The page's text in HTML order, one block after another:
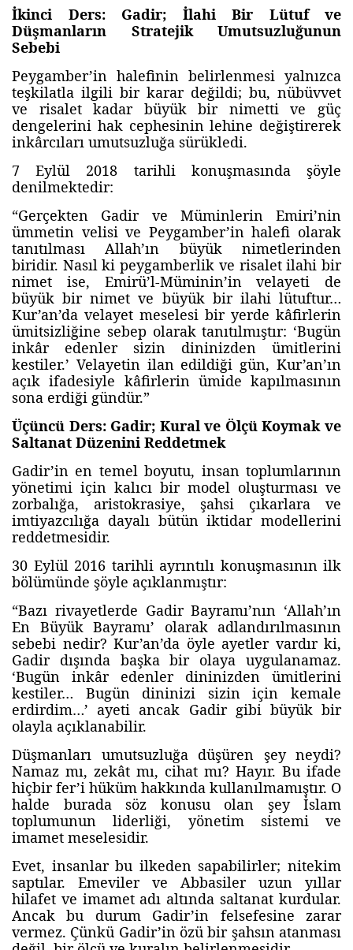
İkinci Ders: Gadir; İlahi Bir Lütuf ve
Düşmanların Stratejik Umutsuzluğunun
Sebebi
Peygamber’in halefinin belirlenmesi yalnızca
teşkilatla ilgili bir karar değildi; bu, nübüvvet
ve risalet kadar büyük bir nimetti ve güç
dengelerini hak cephesinin lehine değiştirerek
inkârcıları umutsuzluğa sürükledi.
7 Eylül 2018 tarihli konuşmasında şöyle
denilmektedir:
“Gerçekten Gadir ve Müminlerin Emiri’nin
ümmetin velisi ve Peygamber’in halefi olarak
tanıtılması Allah’ın büyük nimetlerinden
biridir. Nasıl ki peygamberlik ve risalet ilahi bir
nimet ise, Emirü’l-Müminin’in velayeti de
büyük bir nimet ve büyük bir ilahi lütuftur…
Kur’an’da velayet meselesi bir yerde kâfirlerin
ümitsizliğine sebep olarak tanıtılmıştır: ‘Bugün
inkâr edenler sizin dininizden ümitlerini
kestiler.’ Velayetin ilan edildiği gün, Kur’an’ın
açık ifadesiyle kâfirlerin ümide kapılmasının
sona erdiği gündür.”
Üçüncü Ders: Gadir; Kural ve Ölçü Koymak ve
Saltanat Düzenini Reddetmek
Gadir’in en temel boyutu, insan toplumlarının
yönetimi için kalıcı bir model oluşturması ve
zorbalığa, aristokrasiye, şahsi çıkarlara ve
imtiyazcılığa dayalı bütün iktidar modellerini
reddetmesidir.
30 Eylül 2016 tarihli ayrıntılı konuşmasının ilk
bölümünde şöyle açıklanmıştır:
“Bazı rivayetlerde Gadir Bayramı’nın ‘Allah’ın
En Büyük Bayramı’ olarak adlandırılmasının
sebebi nedir? Kur’an’da öyle ayetler vardır ki,
Gadir dışında başka bir olaya uygulanamaz.
‘Bugün inkâr edenler dininizden ümitlerini
kestiler… Bugün dininizi sizin için kemale
erdirdim…’ ayeti ancak Gadir gibi büyük bir
olayla açıklanabilir.
Düşmanları umutsuzluğa düşüren şey neydi?
Namaz mı, zekât mı, cihat mı? Hayır. Bu ifade
hiçbir fer’i hüküm hakkında kullanılmamıştır. O
halde burada söz konusu olan şey İslam
toplumunun liderliği, yönetim sistemi ve
imamet meselesidir.
Evet, insanlar bu ilkeden sapabilirler; nitekim
saptılar. Emeviler ve Abbasiler uzun yıllar
hilafet ve imamet adı altında saltanat kurdular.
Ancak bu durum Gadir’in felsefesine zarar
vermez. Çünkü Gadir’in özü bir şahsın atanması